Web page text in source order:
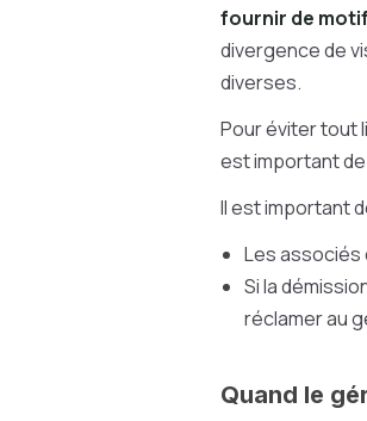
fournir de
divergence de
diverses.
Pour éviter tout
est important
Il est important
Les associés
Si la
réclamer au
Quand le